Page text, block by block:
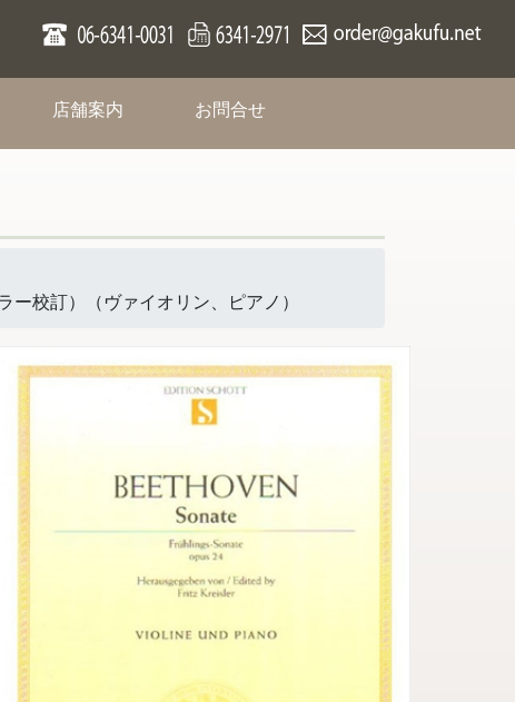
店舗案内 お問合せ(current)
校訂）（ヴァイオリン、ピアノ）